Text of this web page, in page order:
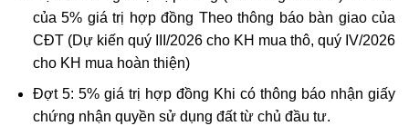
của 5% giá trị hợp đồng Theo thông báo bàn giao của
CĐT (Dự kiến quý III/2026 cho KH mua thô, quý IV/2026
cho KH mua hoàn thiện)
Đợt 5: 5% giá trị hợp đồng Khi có thông báo nhận giấy
chứng nhận quyền sử dụng đất từ chủ đầu tư.